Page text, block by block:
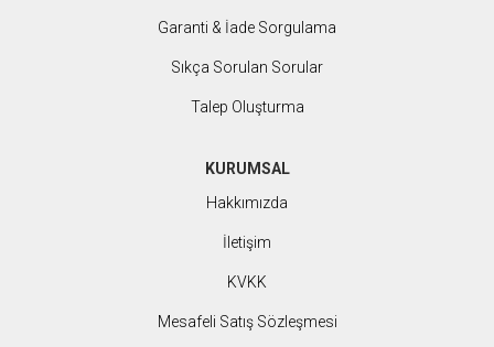
Garanti & İade Sorgulama
Sıkça Sorulan Sorular
Talep Oluşturma
KURUMSAL
Hakkımızda
İletişim
KVKK
Mesafeli Satış Sözleşmesi